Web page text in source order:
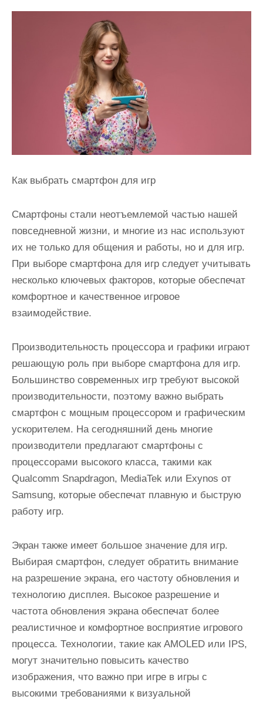
Как выбрать смартфон для игр
Смартфоны стали неотъемлемой частью нашей
повседневной жизни, и многие из нас используют
их не только для общения и работы, но и для игр.
При выборе смартфона для игр следует учитывать
несколько ключевых факторов, которые обеспечат
комфортное и качественное игровое
взаимодействие.
Производительность процессора и графики играют
решающую роль при выборе смартфона для игр.
Большинство современных игр требуют высокой
производительности, поэтому важно выбрать
смартфон с мощным процессором и графическим
ускорителем. На сегодняшний день многие
производители предлагают смартфоны с
процессорами высокого класса, такими как
Qualcomm Snapdragon, MediaTek или Exynos от
Samsung, которые обеспечат плавную и быструю
работу игр.
Экран также имеет большое значение для игр.
Выбирая смартфон, следует обратить внимание
на разрешение экрана, его частоту обновления и
технологию дисплея. Высокое разрешение и
частота обновления экрана обеспечат более
реалистичное и комфортное восприятие игрового
процесса. Технологии, такие как AMOLED или IPS,
могут значительно повысить качество
изображения, что важно при игре в игры с
высокими требованиями к визуальной